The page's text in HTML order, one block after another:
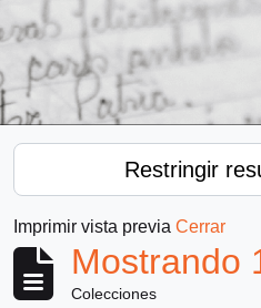
Restringir
Imprimir vista previa Cerrar
Mostrando
Colecciones